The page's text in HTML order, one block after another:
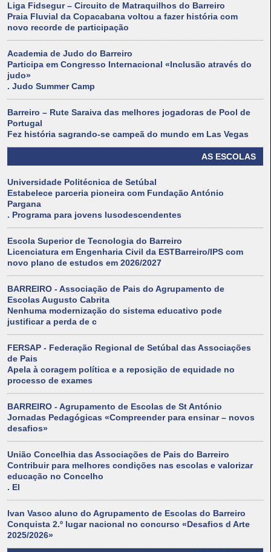
Liga Fidsegur – Circuito de Matraquilhos do Barreiro
Praia Fluvial da Copacabana voltou a fazer história com
novo recorde de participação
Academia de Judo do Barreiro
Participa em Congresso Internacional «Inclusão através do
judo»
. Judo Summer Camp
Barreiro – Rute Saraiva das melhores jogadoras de Pool de
Portugal
Fez história sagrando-se campeã do mundo em Las Vegas
AS ESCOLAS
Universidade Politécnica de Setúbal
Estabelece parceria pioneira com Fundação António
Pargana
. Programa para jovens lusodescendentes
Escola Superior de Tecnologia do Barreiro
Licenciatura em Engenharia Civil da ESTBarreiro/IPS com
novo plano de estudos em 2026/2027
BARREIRO - Associação de Pais do Agrupamento de
Escolas Augusto Cabrita
Nenhuma modernização do sistema educativo pode
justificar a perda de c
FERSAP - Federação Regional de Setúbal das Associações
de Pais
Apela à coragem política e a reposição de equidade no
processo de exames
BARREIRO - Agrupamento de Escolas de St António
Jornadas Pedagógicas «Compreender para ensinar – novos
desafios»
União Concelhia das Associações de Pais do Barreiro
Contribuir para melhores condições nas escolas e valorizar
educação no Concelho
. El
Ivan Vasco aluno do Agrupamento de Escolas do Barreiro
Conquista 2.º lugar nacional no concurso «Desafios d Arte
2025/2026»